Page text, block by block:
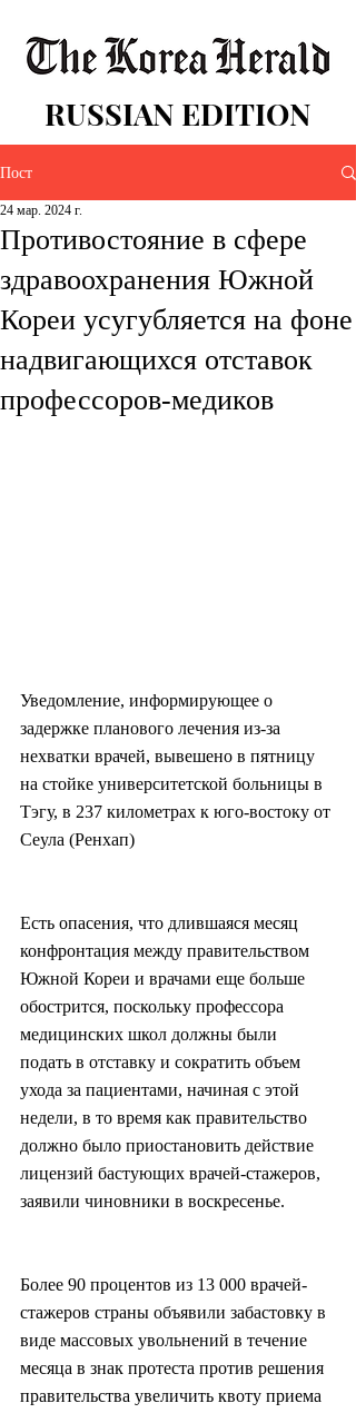
RUSSIAN EDITION
Пост
Противостояние в сфере
здравоохранения Южной
Кореи усугубляется на фоне
надвигающихся отставок
профессоров-медиков
24 мар. 2024 г.
Уведомление, информирующее о
задержке планового лечения из-за
нехватки врачей, вывешено в пятницу
на стойке университетской больницы в
Тэгу, в 237 километрах к юго-востоку от
Сеула (Ренхап)
Есть опасения, что длившаяся месяц
конфронтация между правительством
Южной Кореи и врачами еще больше
обострится, поскольку профессора
медицинских школ должны были
подать в отставку и сократить объем
ухода за пациентами, начиная с этой
недели, в то время как правительство
должно было приостановить действие
лицензий бастующих врачей-стажеров,
заявили чиновники в воскресенье.
Более 90 процентов из 13 000 врачей-
стажеров страны объявили забастовку в
виде массовых увольнений в течение
месяца в знак протеста против решения
правительства увеличить квоту приема